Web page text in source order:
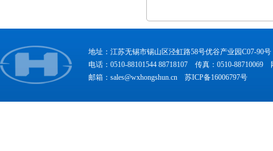
地址：江苏无锡市锡山区泾虹路58号优谷产业园C07-90
电话：0510-88101544 88718107 传真：0510-88710069
邮箱：sales@wxhongshun.cn 苏ICP备16006797号